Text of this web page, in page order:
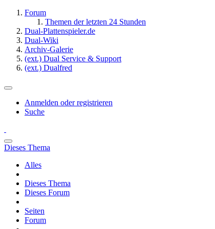
Forum
Themen der letzten 24 Stunden
Dual-Plattenspieler.de
Dual-Wiki
Archiv-Galerie
(ext.) Dual Service & Support
(ext.) Dualfred
Anmelden oder registrieren
Suche
Dieses Thema
Alles
Dieses Thema
Dieses Forum
Seiten
Forum